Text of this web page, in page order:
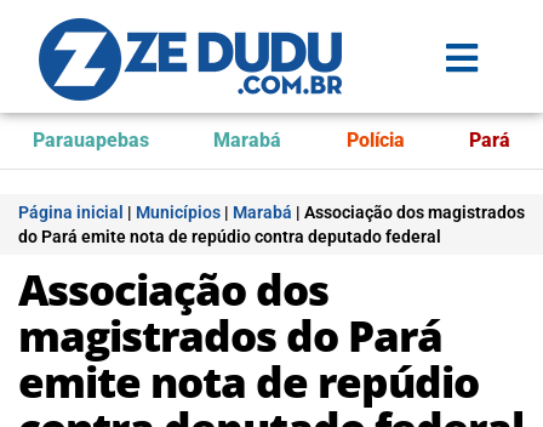
Parauapebas Marabá Polícia Pará
Página inicial | Municípios | Marabá | Associação dos magistrados
do Pará emite nota de repúdio contra deputado federal
Associação dos
magistrados do Pará
emite nota de repúdio